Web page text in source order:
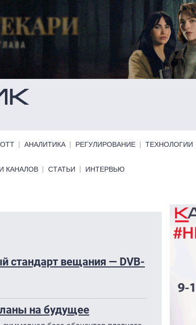
ОТТ АНАЛИТИКА РЕГУЛИРОВАНИЕ ТЕХНОЛОГИИ
КАНАЛОВ СТАТЬИ ИНТЕРВЬЮ
стандарт вещания — DVB-
на будущее